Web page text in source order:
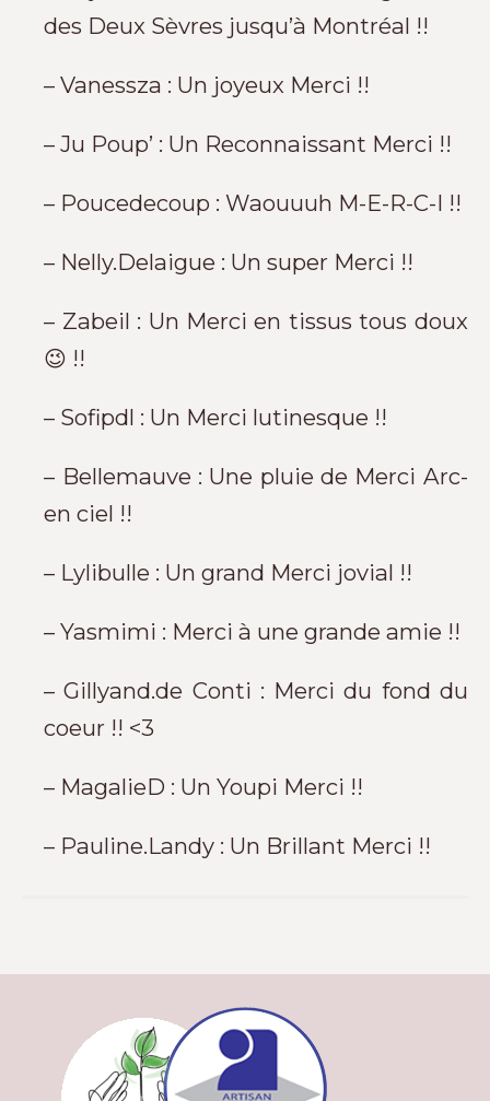
des Deux Sèvres jusqu’à Montréal !!
– Vanessza : Un joyeux Merci !!
– Ju Poup’ : Un Reconnaissant Merci !!
– Poucedecoup : Waouuuh M-E-R-C-I !!
– Nelly.Delaigue : Un super Merci !!
– Zabeil : Un Merci en tissus tous doux
😉 !!
– Sofipdl : Un Merci lutinesque !!
– Bellemauve : Une pluie de Merci Arc-
en ciel !!
– Lylibulle : Un grand Merci jovial !!
– Yasmimi : Merci à une grande amie !!
– Gillyand.de Conti : Merci du fond du
coeur !! <3
– MagalieD : Un Youpi Merci !!
– Pauline.Landy : Un Brillant Merci !!